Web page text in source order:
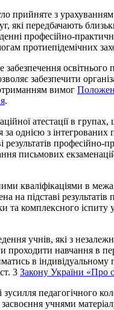
прийняте з
які передбачають
професійно-
протиепідемічних
освітнього
забезпечити
вимог
.
атестації в групах,
однією з інтегрованих
результатів професійно-
письмових
кваліфікаціями в
на підставі результатів
та комплексного іспиту
учнів, які з
проходити навчання в
в індивідуальному
3 Закону України «Про
педагогічного
учнями